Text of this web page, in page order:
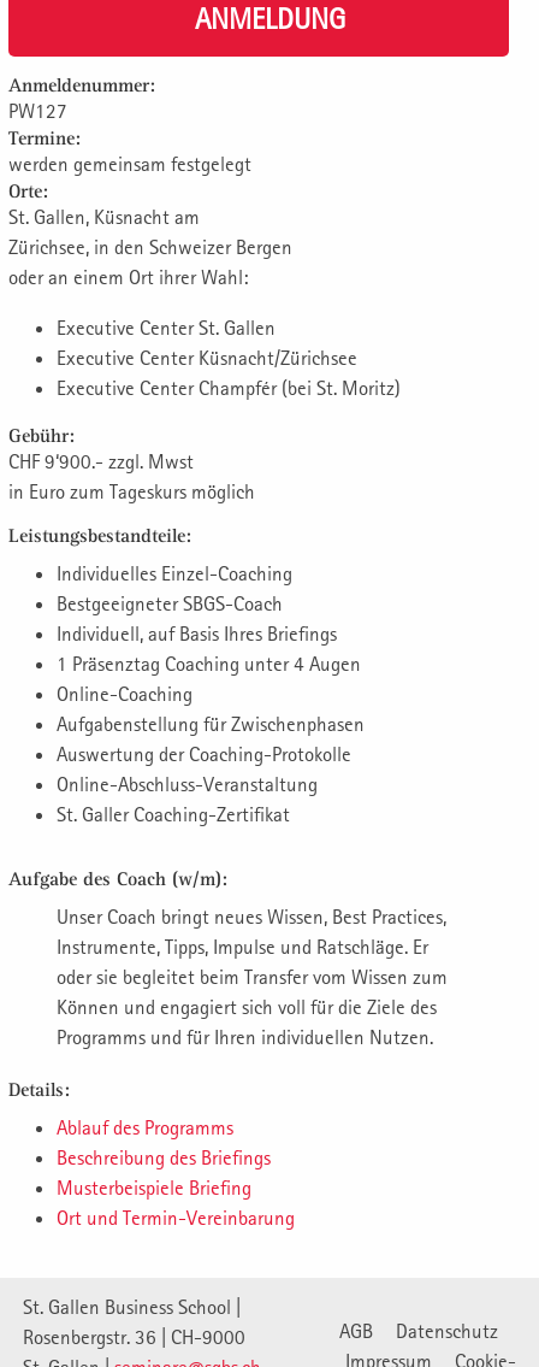
ANMELDUNG
Anmeldenummer:
PW127
Termine:
werden gemeinsam festgelegt
Orte:
St. Gallen, Küsnacht am
Zürichsee, in den Schweizer Bergen
oder an einem Ort ihrer Wahl:
Executive Center St. Gallen
Executive Center Küsnacht/Zürichsee
Executive Center Champfér (bei St. Moritz)
Gebühr:
CHF 9‘900.- zzgl. Mwst
in Euro zum Tageskurs möglich
Leistungsbestandteile:
Individuelles Einzel-Coaching
Bestgeeigneter SBGS-Coach
Individuell, auf Basis Ihres Briefings
1 Präsenztag Coaching unter 4 Augen
Online-Coaching
Aufgabenstellung für Zwischenphasen
Auswertung der Coaching-Protokolle
Online-Abschluss-Veranstaltung
St. Galler Coaching-Zertifikat
Aufgabe des Coach (w/m):
Unser Coach bringt neues Wissen, Best Practices,
Instrumente, Tipps, Impulse und Ratschläge. Er
oder sie begleitet beim Transfer vom Wissen zum
Können und engagiert sich voll für die Ziele des
Programms und für Ihren individuellen Nutzen.
Details:
Ablauf des Programms
Beschreibung des Briefings
Musterbeispiele Briefing
Ort und Termin-Vereinbarung
St. Gallen Business School |
Rosenbergstr. 36 | CH-9000
AGB
Datenschutz
Impressum
Cookie-